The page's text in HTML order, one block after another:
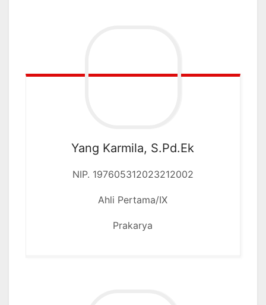
Yang Karmila, S.Pd.Ek
NIP. 197605312023212002
Ahli Pertama/IX
Prakarya